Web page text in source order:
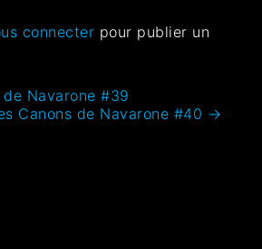
connecter pour publier un
de Navarone #39
Canons de Navarone #40 →